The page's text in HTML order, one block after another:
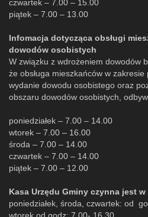
czwartek – 7.00 – 15.00
piątek – 7.00 – 13.00
Infomacja dotycząca obsługi
dowodów osobistych
W związku z wdrożeniem dowodów
że obsługa mieszkańców w
wydanie dowodu osobistego oraz
obszaru dowodów osobistych,
poniedziałek – 7.00 – 14.00
wtorek – 7.00 – 16.00
środa – 7.00 – 14.00
czwartek – 7.00 – 14.00
piątek – 7.00 – 12.00
Kasa Urzędu Gminy czynna jest w
poniedziałek, środa, czwartek: od